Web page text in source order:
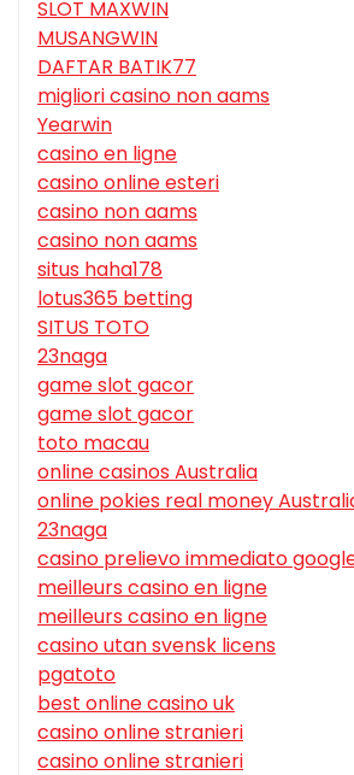
SLOT MAXWIN
MUSANGWIN
DAFTAR BATIK77
migliori casino non aams
Yearwin
casino en ligne
casino online esteri
casino non aams
casino non aams
situs haha178
lotus365 betting
SITUS TOTO
23naga
game slot gacor
game slot gacor
toto macau
online casinos Australia
online pokies real money
23naga
casino prelievo immediato
meilleurs casino en ligne
meilleurs casino en ligne
casino utan svensk licens
pgatoto
best online casino uk
casino online stranieri
casino online stranieri